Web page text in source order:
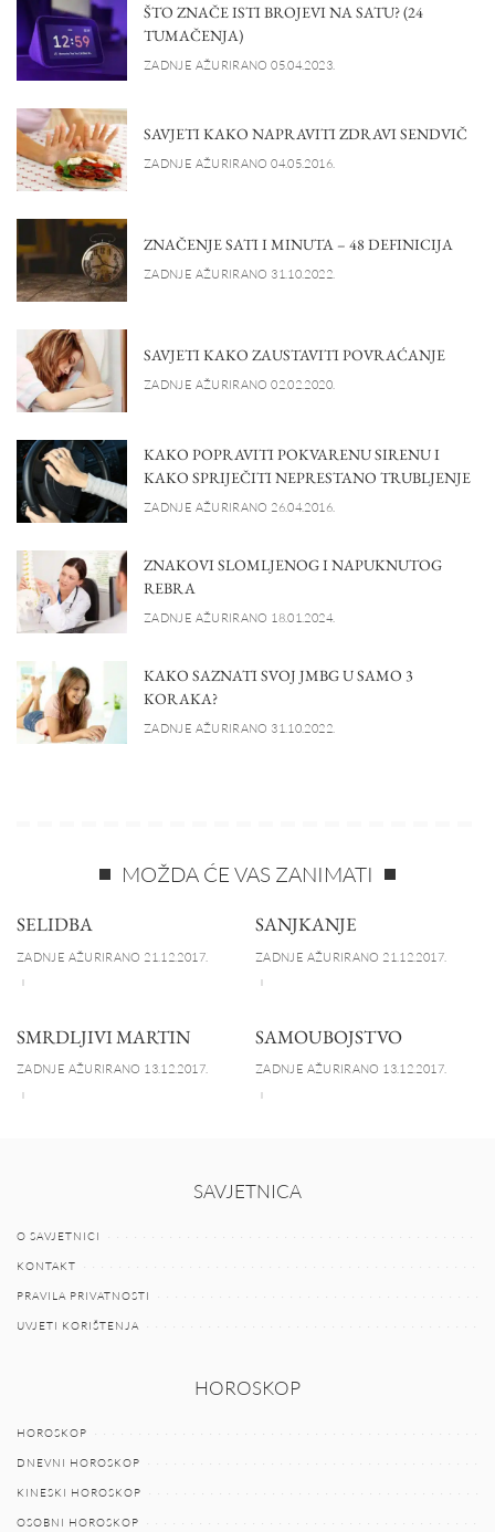
ŠTO ZNAČE ISTI BROJEVI NA SATU? (24
TUMAČENJA)
ZADNJE AŽURIRANO 05.04.2023.
SAVJETI KAKO NAPRAVITI ZDRAVI SENDVIČ
ZADNJE AŽURIRANO 04.05.2016.
ZNAČENJE SATI I MINUTA – 48 DEFINICIJA
ZADNJE AŽURIRANO 31.10.2022.
SAVJETI KAKO ZAUSTAVITI POVRAĆANJE
ZADNJE AŽURIRANO 02.02.2020.
KAKO POPRAVITI POKVARENU SIRENU I
KAKO SPRIJEČITI NEPRESTANO TRUBLJENJE
ZADNJE AŽURIRANO 26.04.2016.
ZNAKOVI SLOMLJENOG I NAPUKNUTOG
REBRA
ZADNJE AŽURIRANO 18.01.2024.
KAKO SAZNATI SVOJ JMBG U SAMO 3
KORAKA?
ZADNJE AŽURIRANO 31.10.2022.
MOŽDA ĆE VAS ZANIMATI
SELIDBA
ZADNJE AŽURIRANO 21.12.2017.
SANJKANJE
ZADNJE AŽURIRANO 21.12.2017.
SMRDLJIVI MARTIN
ZADNJE AŽURIRANO 13.12.2017.
SAMOUBOJSTVO
ZADNJE AŽURIRANO 13.12.2017.
SAVJETNICA
O SAVJETNICI
KONTAKT
PRAVILA PRIVATNOSTI
UVJETI KORIŠTENJA
HOROSKOP
HOROSKOP
DNEVNI HOROSKOP
KINESKI HOROSKOP
OSOBNI HOROSKOP